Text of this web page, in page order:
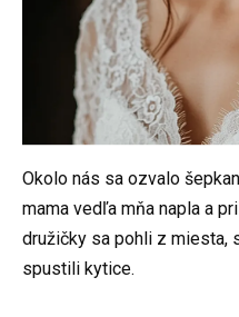
Okolo nás sa ozvalo
mama vedľa mňa napla a
družičky sa pohli z miesta,
spustili kytice.